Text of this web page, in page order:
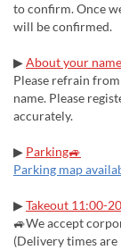
to confirm. Once
will be confirmed.
▶︎About your name
Please refrain
name. Please
accurately.
▶ Parking🚙
Parking map
▶Takeout 11:00-
🚙We accept
(Delivery times